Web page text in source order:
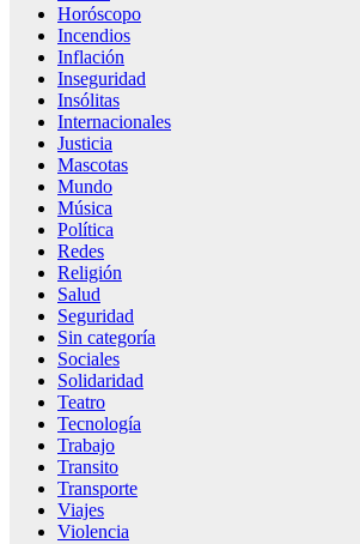
Horóscopo
Incendios
Inflación
Inseguridad
Insólitas
Internacionales
Justicia
Mascotas
Mundo
Música
Política
Redes
Religión
Salud
Seguridad
Sin categoría
Sociales
Solidaridad
Teatro
Tecnología
Trabajo
Transito
Transporte
Viajes
Violencia